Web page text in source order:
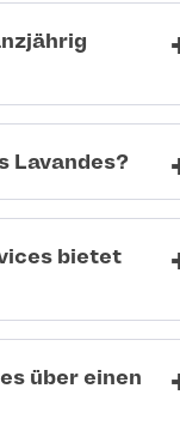
Lavandes?
bietet
über einen